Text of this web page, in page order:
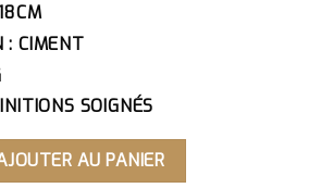
: CIMENT
SOIGNÉS
GRECQUE TÊTE VERTE
AU PANIER